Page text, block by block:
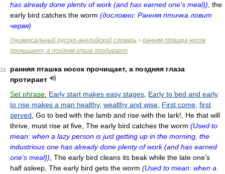
has already done plentv of work (and has earned one's meal)) , the
early bird catches the worm (дословно: Ранняя птичка ловит
червя)
Универсальный русско-английский словарь > ранняя пташка носок
прочищает, а поздняя глаза продирает
18
ранняя пташка носок прочищает, а поздняя глаза
протирает
Set phrase: Early start makes easy stages Early to bed and early
to rise makes a man healthy, wealthy and wise First come first
served , Go to bed with the lamb and rise with the lark!, He that will
thrive, must rise at five, The early bird catches the worm (Used to
mean: when a lazy person is just getting up in the morning, the
industrious one has already done plenty of work (and has earned
one's meal)) , The early bird cleans its beak while the late one's
half asleep, The early bird gets the worm (Used to mean: when a